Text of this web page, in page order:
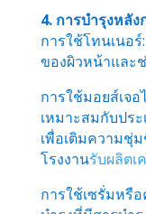
4. การบำรุงหลั
การใช้โทนเนอ
ของผิวหน้าและ
การใช้มอยส์เจอ
เหมาะสมกับปร
เพื่อเติมความชุ่
โรงงานรับผลิตเ
การใช้เซรั่มหรื